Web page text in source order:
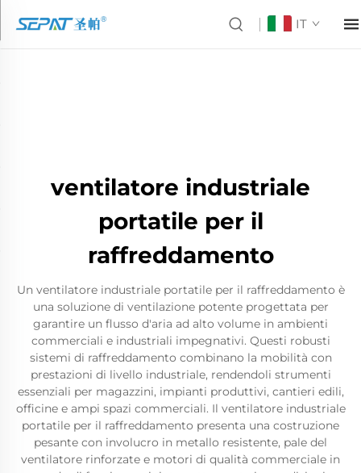
IT
ventilatore industriale
portatile per il
raffreddamento
Un ventilatore industriale portatile per il raffreddamento è
una soluzione di ventilazione potente progettata per
garantire un flusso d'aria ad alto volume in ambienti
commerciali e industriali impegnativi. Questi robusti
sistemi di raffreddamento combinano la mobilità con
prestazioni di livello industriale, rendendoli strumenti
essenziali per magazzini, impianti produttivi, cantieri edili,
officine e ampi spazi commerciali. Il ventilatore industriale
portatile per il raffreddamento presenta una costruzione
pesante con involucro in metallo resistente, pale del
ventilatore rinforzate e motori di qualità commerciale in